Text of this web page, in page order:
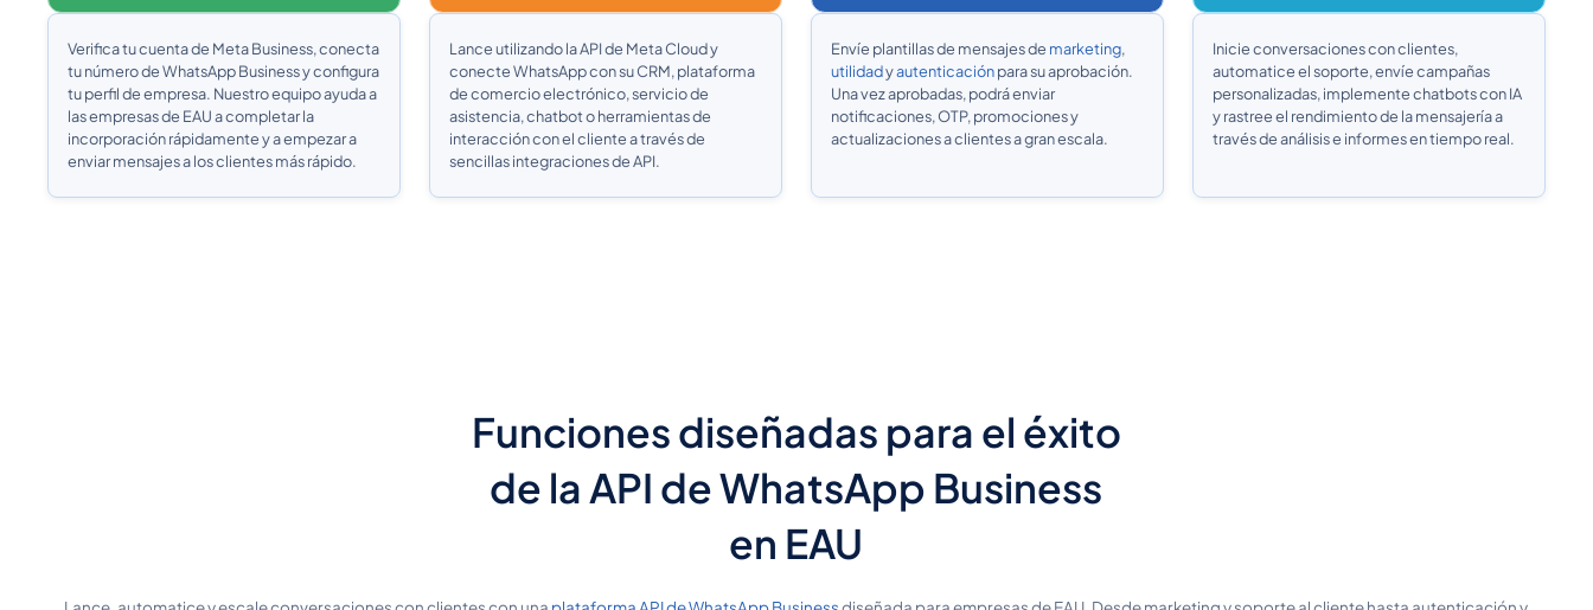
Verifica tu cuenta de Meta Business, conecta
tu número de WhatsApp Business y configura
tu perfil de empresa. Nuestro equipo ayuda a
las empresas de EAU a completar la
incorporación rápidamente y a empezar a
enviar mensajes a los clientes más rápido.
Lance utilizando la API de Meta Cloud y
conecte WhatsApp con su CRM, plataforma
de comercio electrónico, servicio de
asistencia, chatbot o herramientas de
interacción con el cliente a través de
sencillas integraciones de API.
Envíe plantillas de mensajes de marketing,
utilidadyautenticaciónpara su aprobación.
Una vez aprobadas, podrá enviar
notificaciones, OTP, promociones y
actualizaciones a clientes a gran escala.
Inicie conversaciones con clientes,
automatice el soporte, envíe campañas
personalizadas, implemente chatbots con IA
y rastree el rendimiento de la mensajería a
través de análisis e informes en tiempo real.
Funciones diseñadas para el éxito
de la API de WhatsApp Business
en EAU